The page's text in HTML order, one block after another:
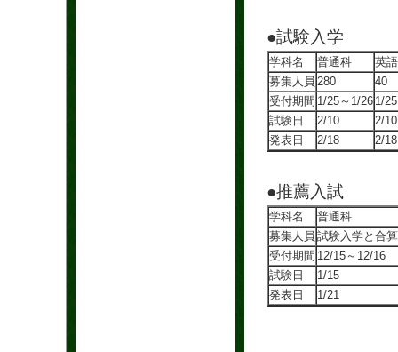
●試験入学
学科名 普通科
英
募集人員 280
40
受付期間 1/25～1/26 1/
試験日
2/10
2/10
発表日
2/18 2/18
●推薦入試
学科名
普通科
募集人員 試験入学と合算
受付期間 12/15～12/16
試験日
1/15
発表日
1/21